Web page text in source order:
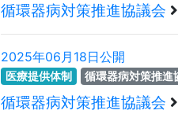
循環器病対策推進協議会
2025年06月18日公開
医療提供体制 循環器病対策推進
循環器病対策推進協議会